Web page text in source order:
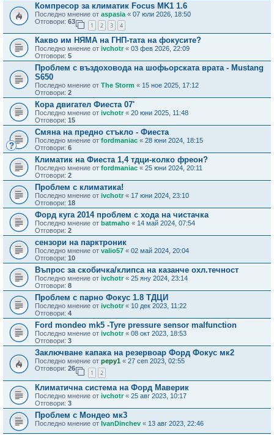
Компресор за климатик Focus MK1 1.6
Последно мнение от aspasia « 07 юли 2026, 18:50
Отговори: 63
1 2 3 4
Какво им НЯМА на ГНП-тата на фокусите?
Последно мнение от ivchotr« 03 фев 2026, 22:09
Отговори: 5
Проблем с въздоховода на шофьорската врата - Mustang
S650
Последно мнение от The Storm « 15 ное 2025, 17:12
Отговори: 2
Кора двигател Фиеста 07'
Последно мнение от ivchotr« 20 юни 2025, 11:48
Отговори: 15
Смяна на предно стъкло - Фиеста
Последно мнение от fordmaniac « 28 юни 2024, 18:15
Отговори: 6
Климатик на Фиеста 1,4 тдци-колко фреон?
Последно мнение от fordmaniac « 25 юни 2024, 20:11
Отговори: 2
Проблем с климатика!
Последно мнение от ivchotr « 17 юни 2024, 23:10
Отговори: 18
Форд куга 2014 проблем с хода на чистачка
Последно мнение от batmaho « 14 май 2024, 07:54
Отговори: 2
сензори на парктроник
Последно мнение от valio57 « 02 май 2024, 20:04
Отговори: 10
Въпрос за скобичка/клипса на казанче охл.течност
Последно мнение от ivchotr« 25 яну 2024, 23:14
Отговори: 8
Проблем с парно Фокус 1.8 ТДЦИ
Последно мнение от ivchotr « 10 дек 2023, 11:22
Отговори: 4
Ford mondeo mk5 -Tyre pressure sensor malfunction
Последно мнение от ivchotr« 08 окт 2023, 18:53
Отговори: 3
Заключване капака на резервоар Форд Фокус мк2
Последно мнение от pepy1 « 27 сеп 2023, 02:55
Отговори: 26
1 2
Климатична система на Форд Маверик
Последно мнение от ivchotr« 25 авг 2023, 10:17
Отговори: 3
Проблем с Мондео мк3
Последно мнение от IvanDinchev « 13 авг 2023, 22:46